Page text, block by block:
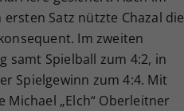
Satz nützte Chazal die
Im zweiten
samt Spielball zum 4:2, in
Spielgewinn zum 4:4. Mit
„Elch“ Oberleitner